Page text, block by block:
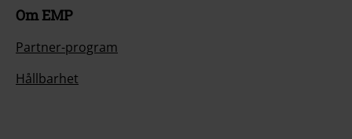
Om EMP
Partner-program
Hållbarhet